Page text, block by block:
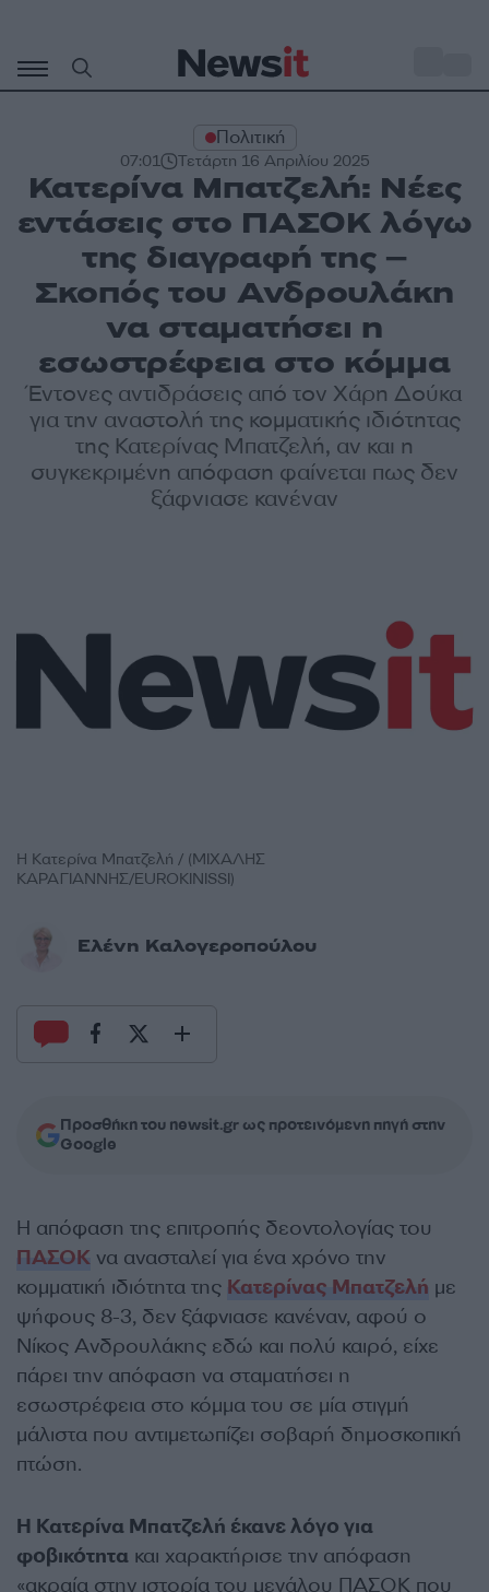
περιεχόμενο
Πολιτική
07:01 Τετάρτη 16 Απριλίου 2025
Κατερίνα Μπατζελή: Νέες
εντάσεις στο ΠΑΣΟΚ λόγω
της διαγραφή της –
Σκοπός του Ανδρουλάκη
να σταματήσει η
εσωστρέφεια στο κόμμα
Έντονες αντιδράσεις από τον Χάρη Δούκα
για την αναστολή της κομματικής ιδιότητας
της Κατερίνας Μπατζελή, αν και η
συγκεκριμένη απόφαση φαίνεται πως δεν
ξάφνιασε κανέναν
Η Κατερίνα Μπατζελή / (ΜΙΧΑΛΗΣ
ΚΑΡΑΓΙΑΝΝΗΣ/EUROKINISSI)
Ελένη Καλογεροπούλου
Προσθήκη του newsit.gr ως προτεινόμενη πηγή στην
Google
Η απόφαση της επιτροπής δεοντολογίας του
ΠΑΣΟΚ να ανασταλεί για ένα χρόνο την
κομματική ιδιότητα της Κατερίνας Μπατζελή με
ψήφους 8-3, δεν ξάφνιασε κανέναν, αφού ο
Νίκος Ανδρουλάκης εδώ και πολύ καιρό, είχε
πάρει την απόφαση να σταματήσει η
εσωστρέφεια στο κόμμα του σε μία στιγμή
μάλιστα που αντιμετωπίζει σοβαρή δημοσκοπική
πτώση.
Η Κατερίνα Μπατζελή έκανε λόγο για
φοβικότητα και χαρακτήρισε την απόφαση
«ακραία στην ιστορία του μεγάλου ΠΑΣΟΚ που